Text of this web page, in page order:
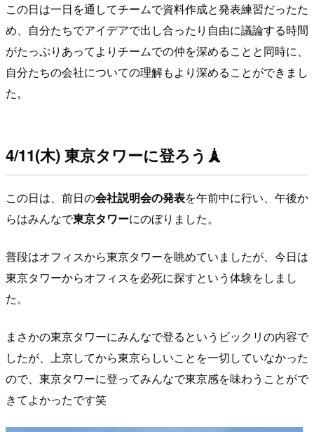
この日は一日を通してチームで資料作成と発表練習だったた
め、自分たちでアイデアで出し合ったり自由に議論する時間
がたっぷりあってよりチームでの仲を深めることと同時に、
自分たちの会社についての理解もより深めることができまし
た。
4/11(木) 東京タワーに登ろう 🗼
この日は、前日の会社説明会の発表を午前中に行い、午後か
らはみんなで東京タワーにのぼりました。
普段はオフィスから東京タワーを眺めていましたが、今日は
東京タワーからオフィスを必死に探すという体験をしまし
た。
まさかの東京タワーにみんなで登るというビックリの内容で
したが、上京してから東京らしいことを一切していなかった
ので、東京タワーに登ってみんなで東京感を味わうことがで
きてよかったです笑